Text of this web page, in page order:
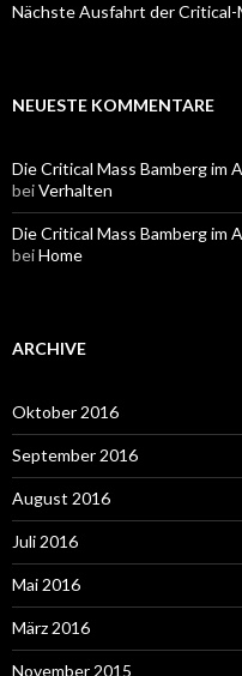
Nächste Ausfahrt der Critical-
NEUESTE KOMMENTARE
Die Critical Mass Bamberg im
beiVerhalten
Die Critical Mass Bamberg im
beiHome
ARCHIVE
Oktober 2016
September 2016
August 2016
Juli 2016
Mai 2016
März 2016
November 2015